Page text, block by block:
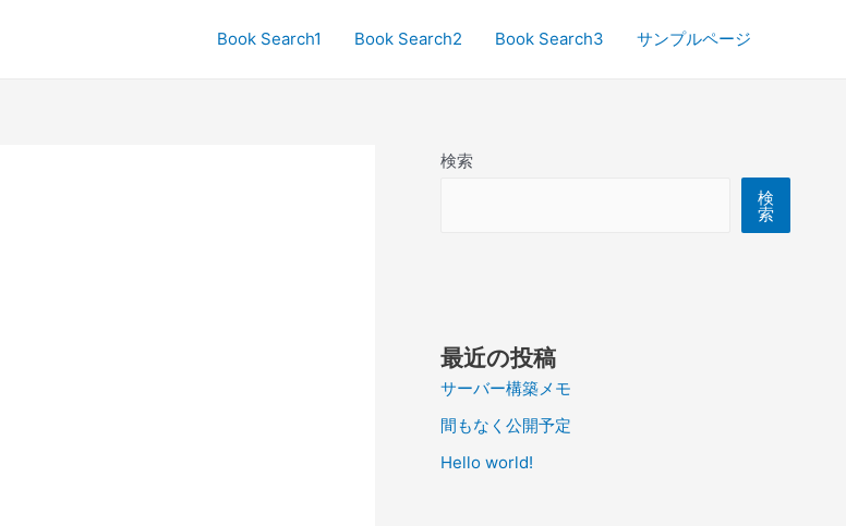
Book Search1 Book Search2 Book Search3 サンプルページ
検索
検
索
最近の投稿
サーバー構築メモ
間もなく公開予定
Hello world!